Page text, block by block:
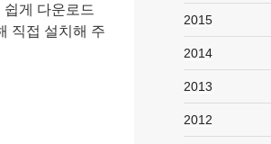
쉽게 다운로드
직접 설치해 주
2015
2014
2013
2012